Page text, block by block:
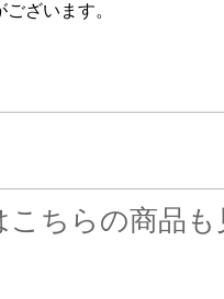
ざいます。
こちらの商品